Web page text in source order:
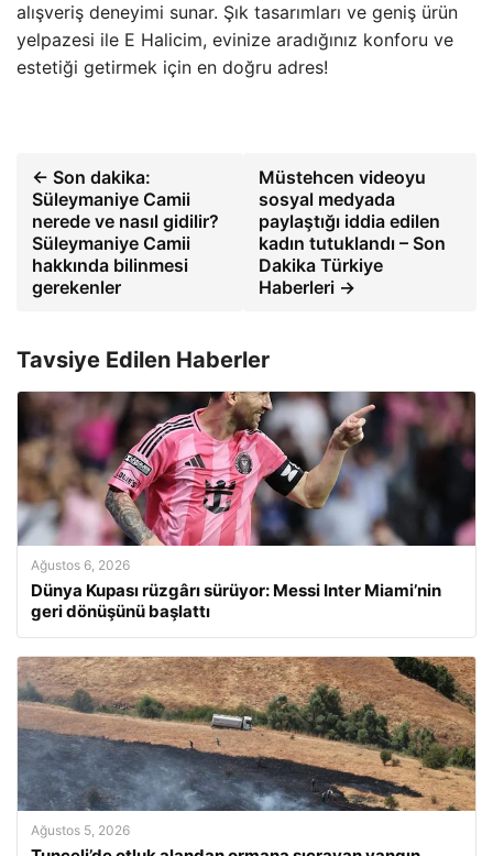
alışveriş deneyimi sunar. Şık tasarımları ve geniş ürün
yelpazesi ile E Halicim, evinize aradığınız konforu ve
estetiği getirmek için en doğru adres!
← Son dakika:
Süleymaniye Camii
nerede ve nasıl gidilir?
Süleymaniye Camii
hakkında bilinmesi
gerekenler
Müstehcen videoyu
sosyal medyada
paylaştığı iddia edilen
kadın tutuklandı – Son
Dakika Türkiye
Haberleri →
Tavsiye Edilen Haberler
Ağustos 6, 2026
Dünya Kupası rüzgârı sürüyor: Messi Inter Miami’nin
geri dönüşünü başlattı
Ağustos 5, 2026